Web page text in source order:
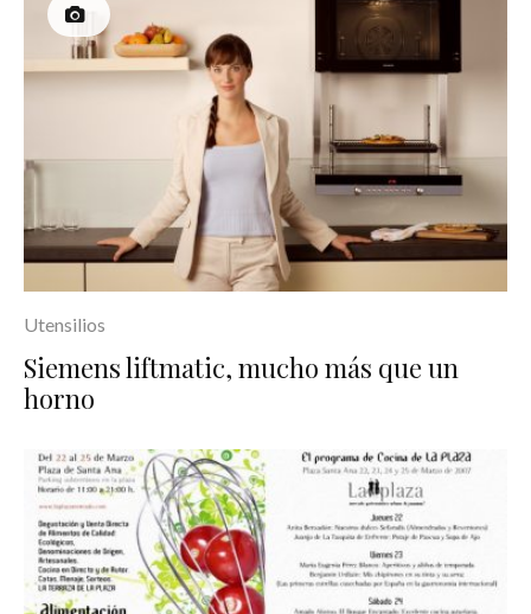
Utensilios
Siemens liftmatic, mucho más que un
horno